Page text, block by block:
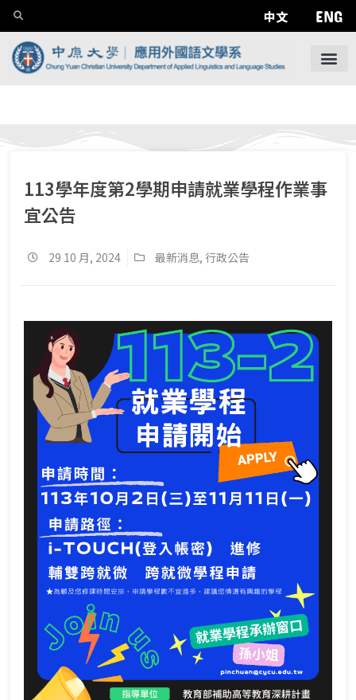
中文 ENG
113學年度第2學期申請就業學程作業事
宜公告
29 10 月, 2024 最新消息, 行政公告